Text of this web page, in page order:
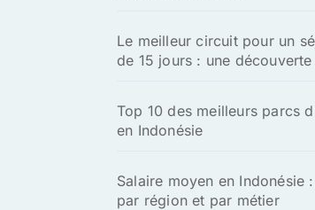
Le meilleur circuit pour un
de 15 jours : une
Top 10 des meilleurs parcs
en Indonésie
Salaire moyen en Indonésie
par région et par métier